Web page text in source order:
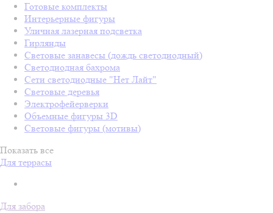
Готовые комплекты
Интерьерные фигуры
Уличная лазерная подсветка
Гирлянды
Световые занавесы (дождь светодиодный)
Светодиодная бахрома
Сети светодиодные "Нет Лайт"
Световые деревья
Электрофейерверки
Объемные фигуры 3D
Световые фигуры (мотивы)
Показать все
Для террасы
Для забора